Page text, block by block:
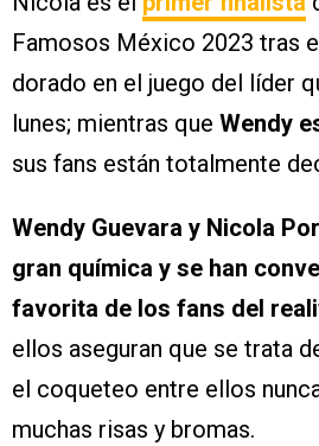
Famosos México 2023 tras
dorado en el juego del líder
lunes; mientras que Wendy
sus fans están totalmente
Wendy Guevara y Nicola
gran química y se han
favorita de los fans del
ellos aseguran que se trata
el coqueteo entre ellos
muchas risas y bromas.